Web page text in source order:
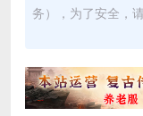
务），为了安全，